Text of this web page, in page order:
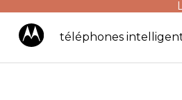
téléphones